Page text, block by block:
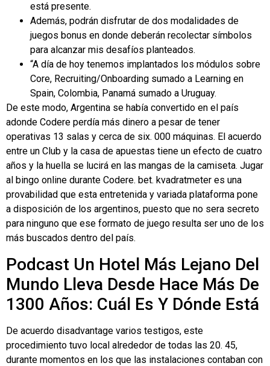
está presente.
Además, podrán disfrutar de dos modalidades de
juegos bonus en donde deberán recolectar símbolos
para alcanzar mis desafíos planteados.
“A día de hoy tenemos implantados los módulos sobre
Core, Recruiting/Onboarding sumado a Learning en
Spain, Colombia, Panamá sumado a Uruguay.
De este modo, Argentina se había convertido en el país
adonde Codere perdía más dinero a pesar de tener
operativas 13 salas y cerca de six. 000 máquinas. El acuerdo
entre un Club y la casa de apuestas tiene un efecto de cuatro
años y la huella se lucirá en las mangas de la camiseta. Jugar
al bingo online durante Codere. bet. kvadratmeter es una
provabilidad que esta entretenida y variada plataforma pone
a disposición de los argentinos, puesto que no sera secreto
para ninguno que ese formato de juego resulta ser uno de los
más buscados dentro del país.
Podcast Un Hotel Más Lejano Del
Mundo Lleva Desde Hace Más De
1300 Años: Cuál Es Y Dónde Está
De acuerdo disadvantage varios testigos, este
procedimiento tuvo local alrededor de todas las 20. 45,
durante momentos en los que las instalaciones contaban con